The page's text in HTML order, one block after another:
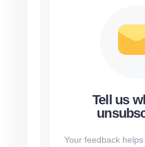
Tell us
Your feedback